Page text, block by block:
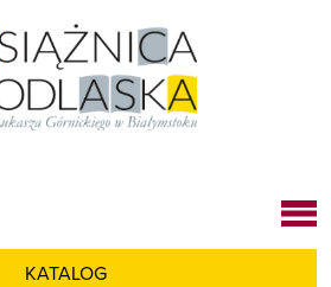
KATALOG